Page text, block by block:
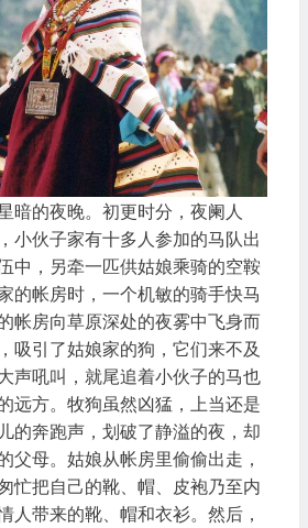
的夜晚。初更时分，夜阑人
小伙子家有十多人参加的马队出
中，另牵一匹供姑娘乘骑的空鞍
的帐房时，一个机敏的骑手快马
帐房向草原深处的夜雾中飞身而
吸引了姑娘家的狗，它们来不及
声吼叫，就尾追着小伙子的马也
远方。牧狗虽然凶猛，上当还是
的奔跑声，划破了静溢的夜，却
父母。姑娘从帐房里偷偷出走，
忙把自己的靴、帽、皮袍乃至内
人带来的靴、帽和衣衫。然后，